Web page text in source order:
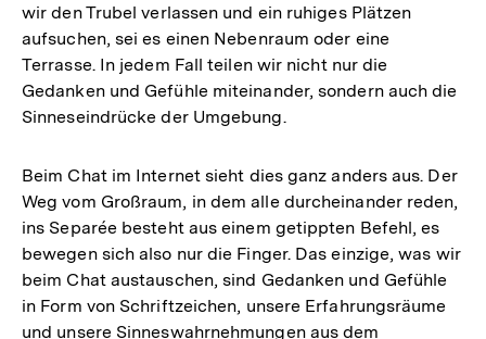
wir den Trubel verlassen und ein ruhiges Plätzen
aufsuchen, sei es einen Nebenraum oder eine
Terrasse. In jedem Fall teilen wir nicht nur die
Gedanken und Gefühle miteinander, sondern auch die
Sinneseindrücke der Umgebung.
Beim Chat im Internet sieht dies ganz anders aus. Der
Weg vom Großraum, in dem alle durcheinander reden,
ins Separée besteht aus einem getippten Befehl, es
bewegen sich also nur die Finger. Das einzige, was wir
beim Chat austauschen, sind Gedanken und Gefühle
in Form von Schriftzeichen, unsere Erfahrungsräume
und unsere Sinneswahrnehmungen aus dem